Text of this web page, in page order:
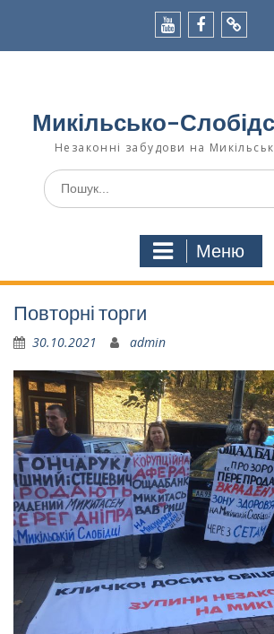
Микільсько-
Незаконні забудови на
Шукати:
Меню
Повторні торги
30.10.2021 admin